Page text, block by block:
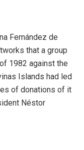
Fernández de
that a group
1982 against the
Islands had led
of donations of it
Néstor